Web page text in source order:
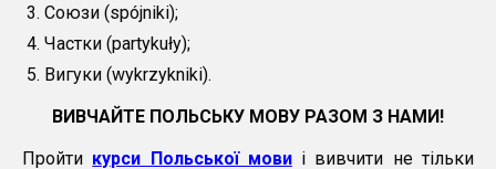
Союзи (spójniki);
Частки (partykuły);
Вигуки (wykrzykniki).
ВИВЧАЙТЕ ПОЛЬСЬКУ МОВУ РАЗОМ З НАМИ!
Пройти курси Польської мовиі вивчити не тільки